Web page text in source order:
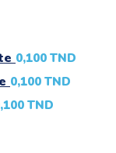
0,100 TND
0,100 TND
TND